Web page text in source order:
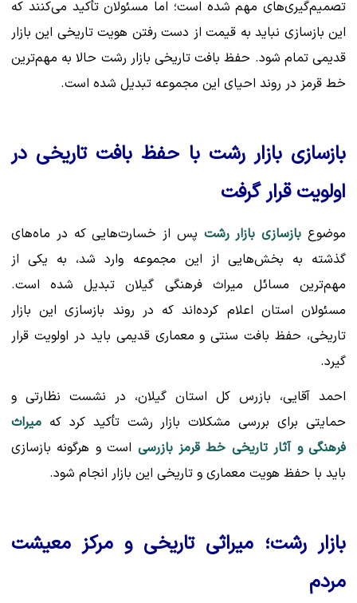
تصمیم‌گیری‌های مهم شده است؛ اما مسئولان تأکید می‌کنند که
این بازسازی نباید به قیمت از دست رفتن هویت تاریخی این بازار
قدیمی تمام شود. حفظ بافت تاریخی بازار رشت حالا به مهم‌ترین
خط قرمز در روند احیای این مجموعه تبدیل شده است.
بازسازی بازار رشت با حفظ بافت تاریخی در
اولویت قرار گرفت
موضوع بازسازی بازار رشت پس از خسارت‌هایی که در ماه‌های
گذشته به بخش‌هایی از این مجموعه وارد شد، به یکی از
مهم‌ترین مسائل میراث فرهنگی گیلان تبدیل شده است.
مسئولان استان اعلام کرده‌اند که در روند بازسازی این بازار
تاریخی، حفظ بافت سنتی و معماری قدیمی باید در اولویت قرار
گیرد.
احمد آقایی، بازرس کل استان گیلان، در نشست نظارتی و
حمایتی برای بررسی مشکلات بازار رشت تأکید کرد که میراث
فرهنگی و آثار تاریخی خط قرمز بازرسی است و هرگونه بازسازی
باید با حفظ هویت معماری و تاریخی این بازار انجام شود.
بازار رشت؛ میراثی تاریخی و مرکز معیشت
مردم